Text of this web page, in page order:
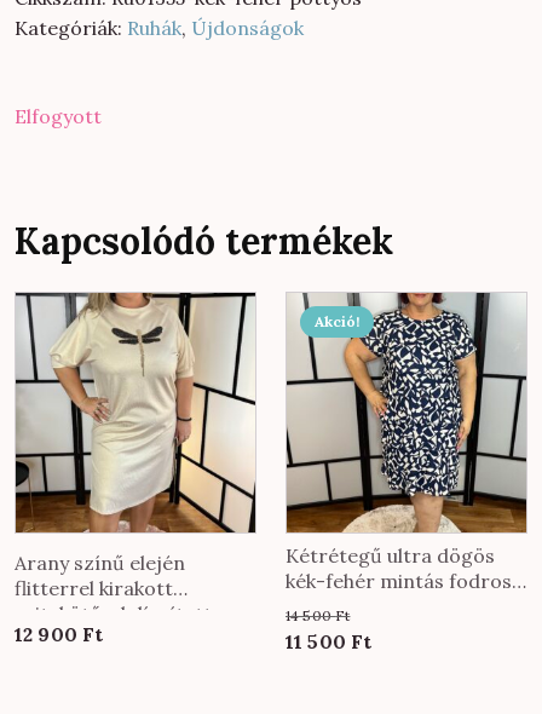
Kategóriák: Ruhák, Újdonságok
Elfogyott
Kapcsolódó termékek
Arany színű elején
flitterrel kirakott
szitakötővel díszített
ruha
12 900 Ft
Akció!
Kétrétegű ultra dögös
kék-fehér mintás fodros
ruha
14 500Ft
Original
11 500 FtCurrent
Ennek
terméknek
variációja
van.
változatok
a
termékoldalon
választhatók
ki